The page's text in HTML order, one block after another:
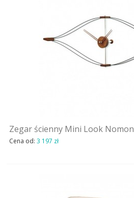
Zegar ścienny Mini Look Nomon
Cena od: 3 197 zł